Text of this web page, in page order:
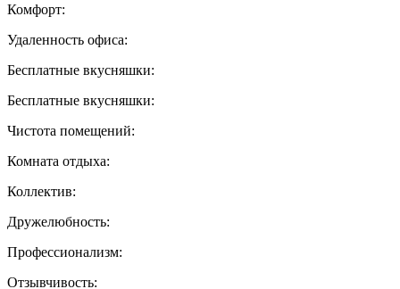
Комфорт:
Удаленность офиса:
Бесплатные вкусняшки:
Бесплатные вкусняшки:
Чистота помещений:
Комната отдыха:
Коллектив:
Дружелюбность:
Профессионализм:
Отзывчивость: